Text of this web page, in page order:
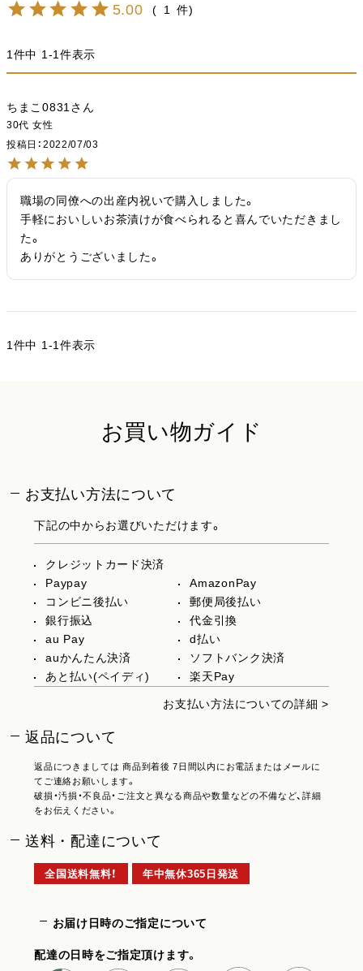
5.00 1
1件中 1-1件表示
ちまこ0831
30代 女性
投稿日
2022/07/03
職場の同僚への出産内祝いで購入しました。
手軽においしいお茶漬けが食べられると喜んでいただきまし
た。
ありがとうございました。
1件中 1-1件表示
お買い物ガイド
お支払い方法について
下記の中からお選びいただけます。
クレジットカード決済
Paypay
AmazonPay
コンビニ後払い
郵便局後払い
銀行振込
代金引換
au Pay
d払い
auかんたん決済
ソフトバンク決済
あと払い(ペイディ)
楽天Pay
お支払い方法についての詳細 >
返品について
返品につきましては 商品到着後 7日間以内にお電話またはメールに
てご連絡お願いします。
破損・汚損・不良品・ご注文と異なる商品や数量などの不備など、詳細
をお伝えください。
送料・配達について
全国送料無料！ 年中無休365日発送
お届け日時のご指定について
配達の日時をご指定頂けます。